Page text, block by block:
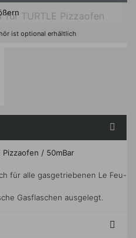
ist optional erhältlich

Pizzaofen / 50mBar
für alle gasgetriebenen Le Feu-
Gasflaschen ausgelegt.
